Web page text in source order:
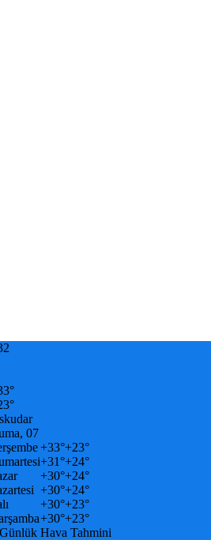
07
+33°+23°
+31°+24°
+30°+24°
+30°+24°
+30°+23°
+30°+23°
Hava Tahmini